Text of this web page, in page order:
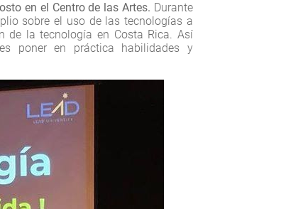
en el Centro de las Artes. Durante
sobre el uso de las tecnologías a
de la tecnología en Costa Rica. Así
poner en práctica habilidades y